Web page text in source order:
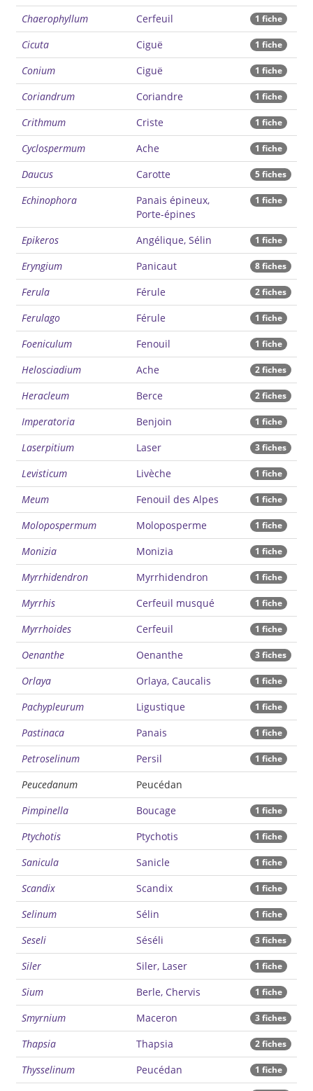
Chaerophyllum Cerfeuil 1 fiche
Cicuta Ciguë 1 fiche
Conium Ciguë 1 fiche
Coriandrum Coriandre 1 fiche
Crithmum Criste 1 fiche
Cyclospermum Ache 1 fiche
Daucus Carotte 5 fiches
Echinophora
Panais épineux,
Porte-épines
1 fiche
Epikeros Angélique, Sélin 1 fiche
Eryngium Panicaut 8 fiches
Ferula Férule 2 fiches
Ferulago Férule 1 fiche
Foeniculum Fenouil 1 fiche
Helosciadium Ache 2 fiches
Heracleum Berce 2 fiches
Imperatoria Benjoin 1 fiche
Laserpitium Laser 3 fiches
Levisticum Livèche 1 fiche
Meum Fenouil des Alpes 1 fiche
Molopospermum Moloposperme 1 fiche
Monizia Monizia 1 fiche
Myrrhidendron Myrrhidendron 1 fiche
Myrrhis Cerfeuil musqué 1 fiche
Myrrhoides Cerfeuil 1 fiche
Oenanthe Oenanthe 3 fiches
Orlaya Orlaya, Caucalis 1 fiche
Pachypleurum Ligustique 1 fiche
Pastinaca Panais 1 fiche
Petroselinum Persil 1 fiche
Peucedanum
Peucédan
Pimpinella
Boucage 1 fiche
Ptychotis Ptychotis 1 fiche
Sanicula Sanicle 1 fiche
Scandix Scandix 1 fiche
Selinum Sélin 1 fiche
Seseli Séséli 3 fiches
Siler Siler, Laser 1 fiche
Sium Berle, Chervis 1 fiche
Smyrnium Maceron 3 fiches
Thapsia Thapsia 2 fiches
Thysselinum Peucédan 1 fiche